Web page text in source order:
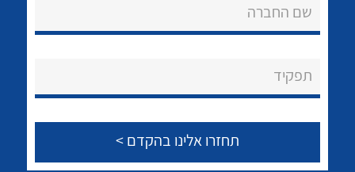
About Ateka Ltd.
לכל מוצרי היצרן לכל מוצרי היצרן
שם החברה
תפקיד